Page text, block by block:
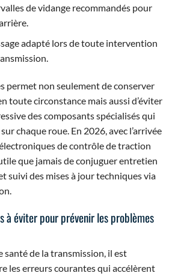
de vidange recommandés pour
adapté lors de toute intervention
permet non seulement de conserver
toute circonstance mais aussi d’éviter
des composants spécialisés qui
chaque roue. En 2026, avec l’arrivée
de contrôle de traction
que jamais de conjuguer entretien
suivi des mises à jour techniques via
à éviter pour prévenir les problèmes
santé de la transmission, il est
les erreurs courantes qui accélèrent